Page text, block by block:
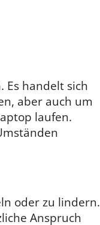
Es handelt sich
aber auch um
laufen.
oder zu lindern.
Anspruch